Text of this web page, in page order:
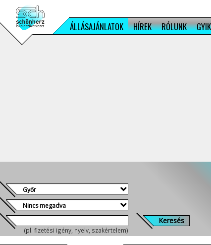
ÁLLÁSAJÁNLATOK HÍREK RÓLUNK GYIK
(pl. fizetési igény, nyelv, szakértelem)
Keresés